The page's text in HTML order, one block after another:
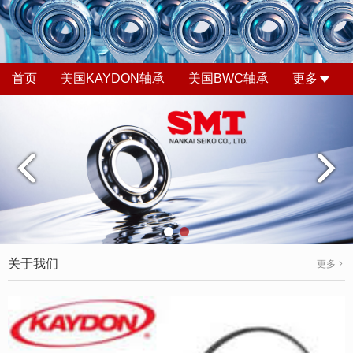
首页 美国KAYDON轴承 美国BWC轴承 更多
关于我们 更多